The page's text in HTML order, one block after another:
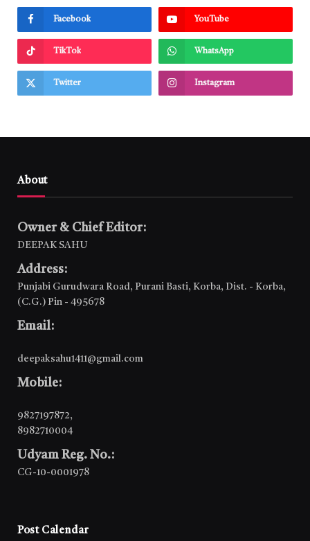
Facebook YouTube
TikTok WhatsApp
Twitter Instagram
About
Owner & Chief Editor:
DEEPAK SAHU
Address:
Punjabi Gurudwara Road, Purani Basti, Korba, Dist. - Korba,
(C.G.) Pin - 495678
Email:
deepaksahu1411@gmail.com
Mobile:
9827197872,
8982710004
Udyam Reg. No.:
CG-10-0001978
Post Calendar